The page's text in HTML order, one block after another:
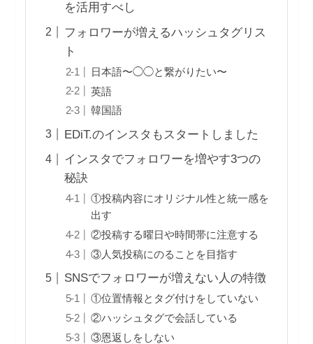
を活用すべし
フォロワーが増えるハッシュタグリス
ト
日本語〜◯◯と繋がりたい〜
英語
韓国語
EDiT.のインスタもスタートしました
インスタでフォロワーを増やす3つの
秘訣
①投稿内容にオリジナル性と統一感を
出す
②投稿する曜日や時間帯に注意する
③人気投稿にのることを目指す
SNSでフォロワーが増えない人の特徴
①位置情報とタグ付けをしていない
②ハッシュタグで会話している
③恩返しをしない